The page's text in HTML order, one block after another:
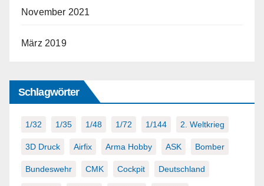
November 2021
März 2019
Schlagwörter
1/32 1/35 1/48 1/72 1/144 2. Weltkrieg
3D Druck Airfix Arma Hobby ASK Bomber
Bundeswehr CMK Cockpit Deutschland